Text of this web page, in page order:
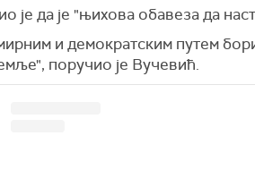
је да је "њихова обавеза да
и демократским путем
поручио је Вучевић.